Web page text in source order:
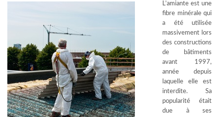
L’amiante est une
fibre minérale qui
a été utilisée
massivement lors
des constructions
de bâtiments
avant 1997,
année depuis
laquelle elle est
interdite. Sa
popularité était
due à ses